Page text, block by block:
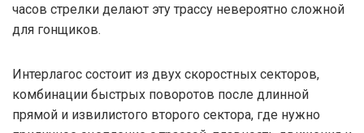
часов стрелки делают эту трассу невероятно сложной
для гонщиков.
Интерлагос состоит из двух скоростных секторов,
комбинации быстрых поворотов после длинной
прямой и извилистого второго сектора, где нужно